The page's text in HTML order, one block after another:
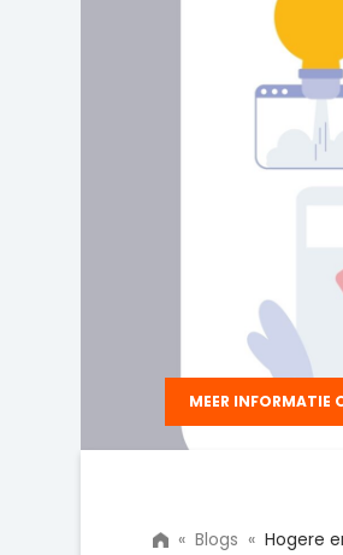
MEER INFORMATIE
«Blogs «Hogere